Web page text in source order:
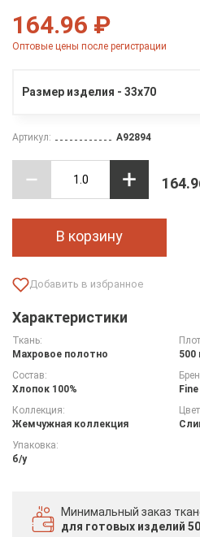
164.96 ₽
Оптовые цены после регистрации
Размер изделия - 33х70
Артикул: A92894
В корзину
Характеристики
Ткань:
Махровое полотно
500
Состав:
Хлопок 100%
Коллекция:
Жемчужная коллекция
Упаковка:
б/у
Минимальный заказ
для готовых изделий